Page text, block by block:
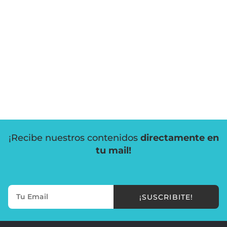
¡Recibe nuestros contenidos directamente en
tu mail!
¡SUSCRIBITE!